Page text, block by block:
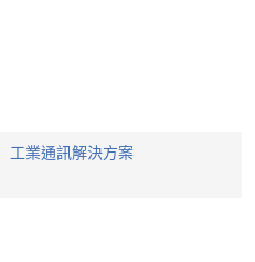
工業通訊解決方案